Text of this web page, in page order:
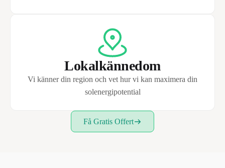
Lokalkännedom
Vi känner din region och vet hur vi kan maximera din
solenergipotential
Få Gratis Offert